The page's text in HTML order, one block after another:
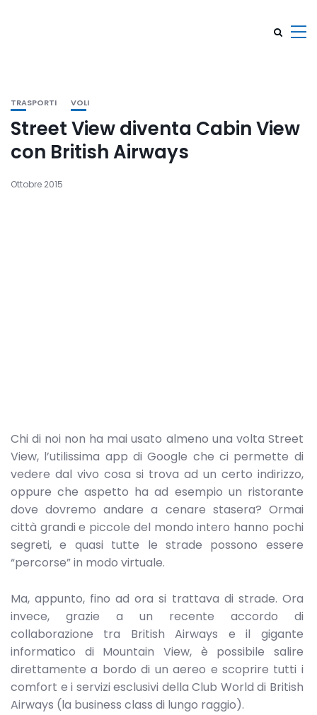
TRASPORTI VOLI
Street View diventa Cabin View
con British Airways
Ottobre 2015
Chi di noi non ha mai usato almeno una volta Street
View, l’utilissima app di Google che ci permette di
vedere dal vivo cosa si trova ad un certo indirizzo,
oppure che aspetto ha ad esempio un ristorante
dove dovremo andare a cenare stasera? Ormai
città grandi e piccole del mondo intero hanno pochi
segreti, e quasi tutte le strade possono essere
“percorse” in modo virtuale.
Ma, appunto, fino ad ora si trattava di strade. Ora
invece, grazie a un recente accordo di
collaborazione tra British Airways e il gigante
informatico di Mountain View, è possibile salire
direttamente a bordo di un aereo e scoprire tutti i
comfort e i servizi esclusivi della Club World di British
Airways (la business class di lungo raggio).